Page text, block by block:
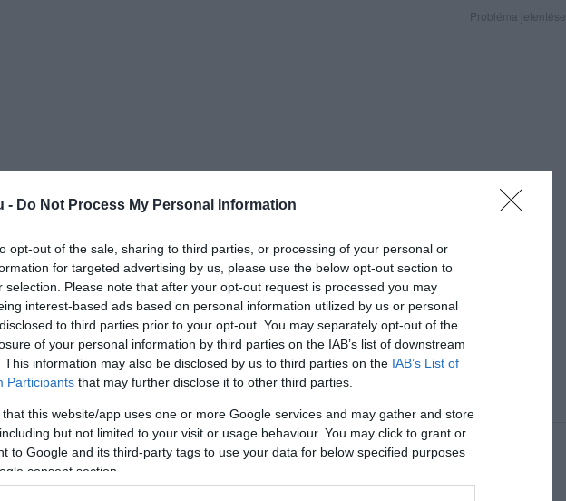
- Do Not Process My Personal Information
opt-out of the sale, sharing to third parties, or processing of your personal or
for targeted advertising by us, please use the below opt-out section to
selection. Please note that after your opt-out request is processed you may
interest-based ads based on personal information utilized by us or personal
to third parties prior to your opt-out. You may separately opt-out of the
of your personal information by third parties on the IAB’s list of downstream
This information may also be disclosed by us to third parties on the IAB’s List of
Participants that may further disclose it to other third parties.
that this website/app uses one or more Google services and may gather and store
but not limited to your visit or usage behaviour. You may click to grant or
to Google and its third-party tags to use your data for below specified purposes
consent section.
Probléma jelentése